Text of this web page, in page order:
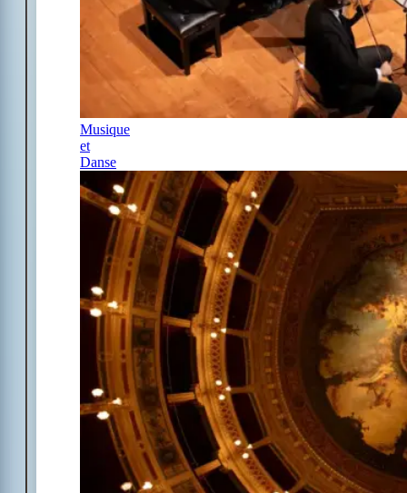
Musique
et
Danse